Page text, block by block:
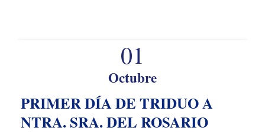
01
Octubre
PRIMER DÍA DE TRIDUO A
NTRA. SRA. DEL ROSARIO